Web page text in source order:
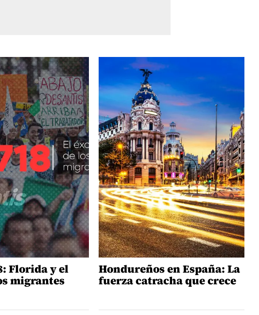
Florida y el
migrantes
Hondureños en España: La
fuerza catracha que crece